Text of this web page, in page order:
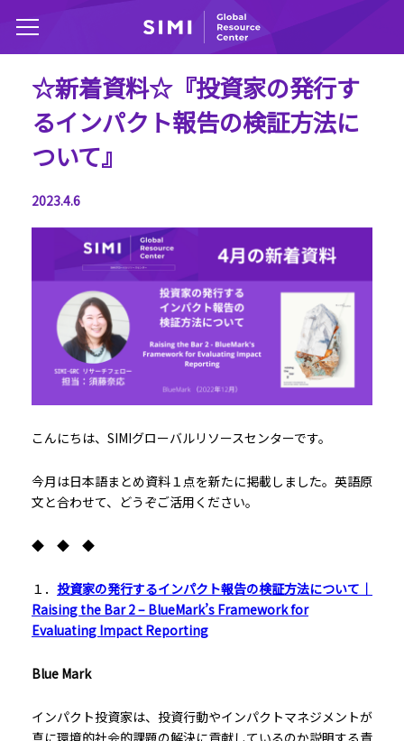
☆新着資料☆『投資家の発行す
るインパクト報告の検証方法に
ついて』
2023.4.6
こんにちは、SIMIグローバルリソースセンターです。
今月は日本語まとめ資料１点を新たに掲載しました。英語原
文と合わせて、どうぞご活用ください。
◆ ◆ ◆
１． 投資家の発行するインパクト報告の検証方法について｜
Raising the Bar 2 – BlueMark’s Framework for
Evaluating Impact Reporting
Blue Mark
インパクト投資家は、投資行動やインパクトマネジメントが